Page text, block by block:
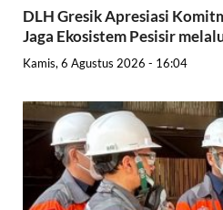
DLH Gresik Apresiasi
Jaga Ekosistem Pesisir
Kamis, 6 Agustus 2026 - 16:04